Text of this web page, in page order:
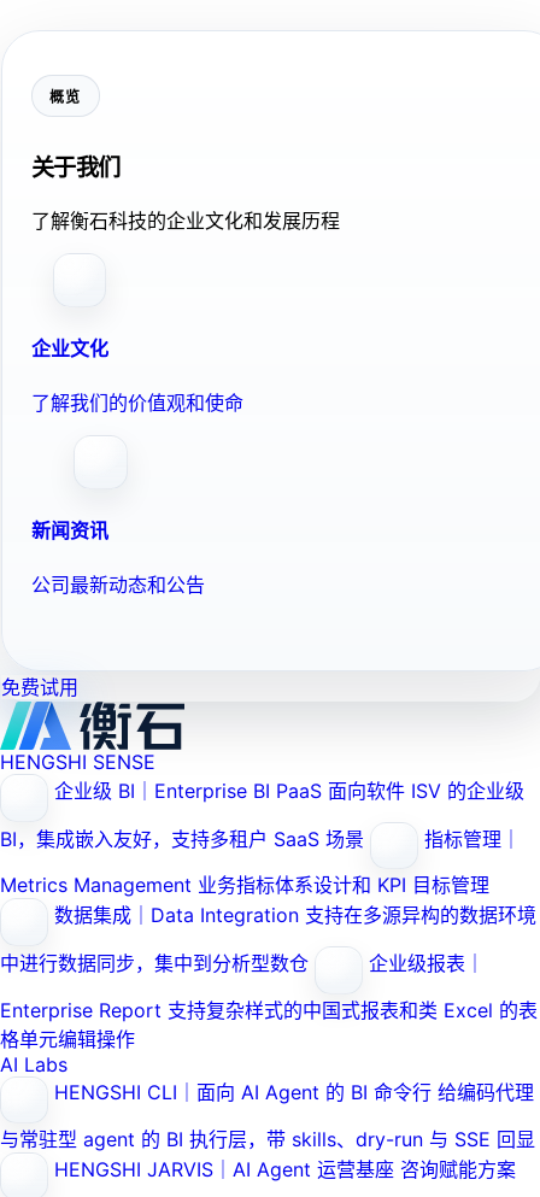
概览
关于我们
了解衡石科技的企业文化和发展历程
企业文化
了解我们的价值观和使命
新闻资讯
公司最新动态和公告
免费试用
HENGSHI SENSE
企业级 BI｜Enterprise BI PaaS 面向软件 ISV 的企业级
BI，集成嵌入友好，支持多租户 SaaS 场景
指标管理｜
Metrics Management 业务指标体系设计和 KPI 目标管理
数据集成｜Data Integration 支持在多源异构的数据环境
中进行数据同步，集中到分析型数仓
企业级报表｜
Enterprise Report 支持复杂样式的中国式报表和类 Excel 的表
格单元编辑操作
AI Labs
HENGSHI CLI｜面向 AI Agent 的 BI 命令行 给编码代理
与常驻型 agent 的 BI 执行层，带 skills、dry-run 与 SSE 回显
HENGSHI JARVIS｜AI Agent 运营基座 咨询赋能方案